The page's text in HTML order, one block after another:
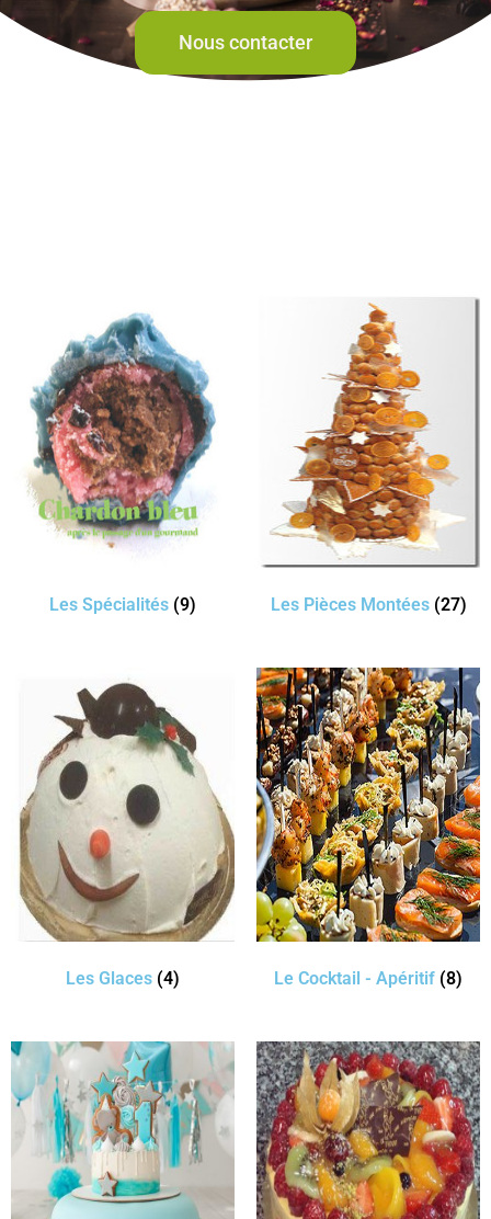
Nous contacter
Les Spécialités (9) Les Pièces Montées (27)
Les Glaces (4) Le Cocktail - Apéritif (8)